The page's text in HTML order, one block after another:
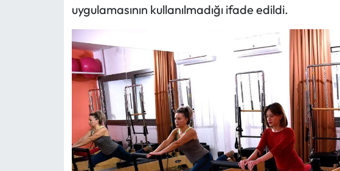
uygulamasının kullanılmadığı ifade edildi.